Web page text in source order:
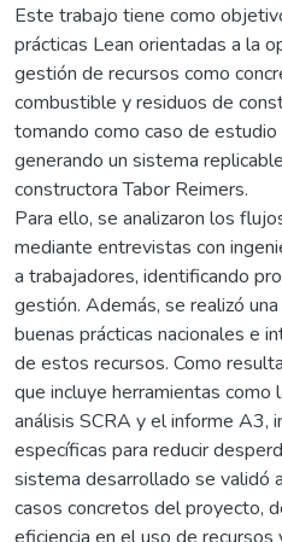
Este trabajo tiene como
prácticas Lean orientadas a la
gestión de recursos como
combustible y residuos de
tomando como caso de
generando un sistema
constructora Tabor Reimers.
Para ello, se analizaron los
mediante entrevistas con
a trabajadores, identificando
gestión. Además, se realizó
buenas prácticas nacionales e
de estos recursos. Como
que incluye herramientas
análisis SCRA y el informe A3,
específicas para reducir
sistema desarrollado se validó
casos concretos del proyecto,